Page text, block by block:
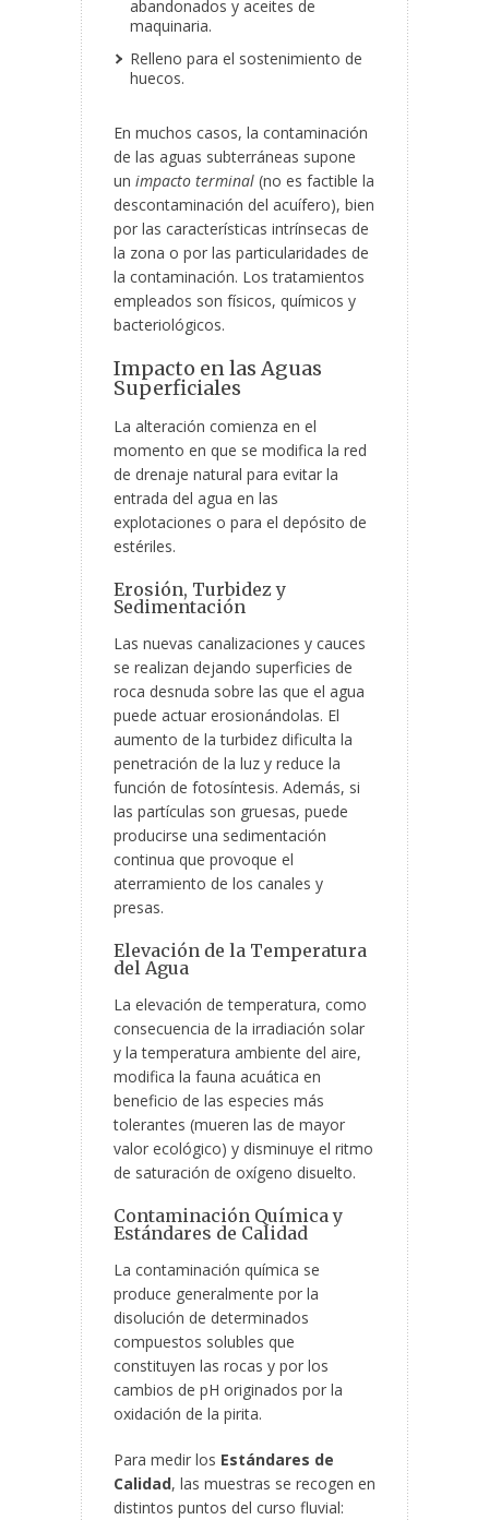
abandonados y aceites de
maquinaria.
Relleno para el sostenimiento de
huecos.
En muchos casos, la contaminación
de las aguas subterráneas supone
un impacto terminal (no es factible la
descontaminación del acuífero), bien
por las características intrínsecas de
la zona o por las particularidades de
la contaminación. Los tratamientos
empleados son físicos, químicos y
bacteriológicos.
Impacto en las Aguas
Superficiales
La alteración comienza en el
momento en que se modifica la red
de drenaje natural para evitar la
entrada del agua en las
explotaciones o para el depósito de
estériles.
Erosión, Turbidez y
Sedimentación
Las nuevas canalizaciones y cauces
se realizan dejando superficies de
roca desnuda sobre las que el agua
puede actuar erosionándolas. El
aumento de la turbidez dificulta la
penetración de la luz y reduce la
función de fotosíntesis. Además, si
las partículas son gruesas, puede
producirse una sedimentación
continua que provoque el
aterramiento de los canales y
presas.
Elevación de la Temperatura
del Agua
La elevación de temperatura, como
consecuencia de la irradiación solar
y la temperatura ambiente del aire,
modifica la fauna acuática en
beneficio de las especies más
tolerantes (mueren las de mayor
valor ecológico) y disminuye el ritmo
de saturación de oxígeno disuelto.
Contaminación Química y
Estándares de Calidad
La contaminación química se
produce generalmente por la
disolución de determinados
compuestos solubles que
constituyen las rocas y por los
cambios de pH originados por la
oxidación de la pirita.
Para medir los Estándares de
Calidad, las muestras se recogen en
distintos puntos del curso fluvial: